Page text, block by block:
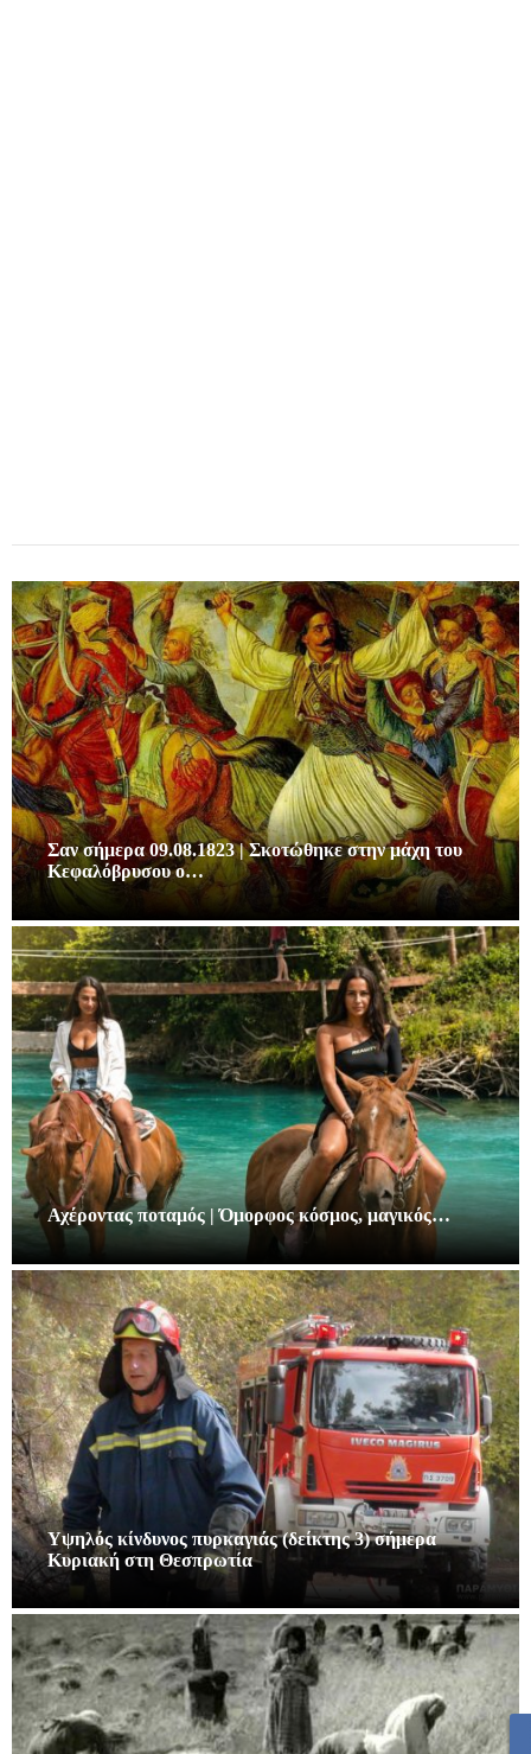
Σαν σήμερα 09.08.1823 | Σκοτώθηκε στην μάχη του
Κεφαλόβρυσου ο…
Αχέροντας ποταμός | Όμορφος κόσμος, μαγικός…
Υψηλός κίνδυνος πυρκαγιάς (δείκτης 3) σήμερα
Κυριακή στη Θεσπρωτία